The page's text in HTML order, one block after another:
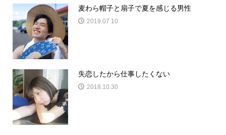
麦わら帽子と扇子で夏を感じる男性
2019.07.10
失恋したから仕事したくない
2018.10.30